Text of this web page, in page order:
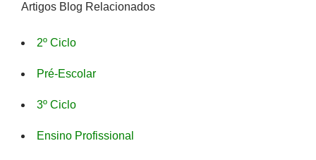
Artigos Blog Relacionados
2º Ciclo
Pré-Escolar
3º Ciclo
Ensino Profissional